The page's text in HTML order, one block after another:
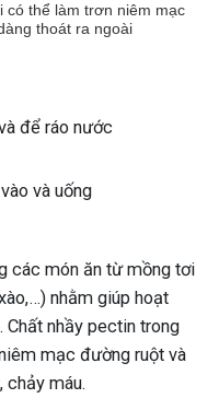
có thể làm trơn niêm mạc
thoát ra ngoài
để ráo nước
và uống
các món ăn từ mồng tơi
nhằm giúp hoạt
Chất nhầy pectin trong
mạc đường ruột và
chảy máu.